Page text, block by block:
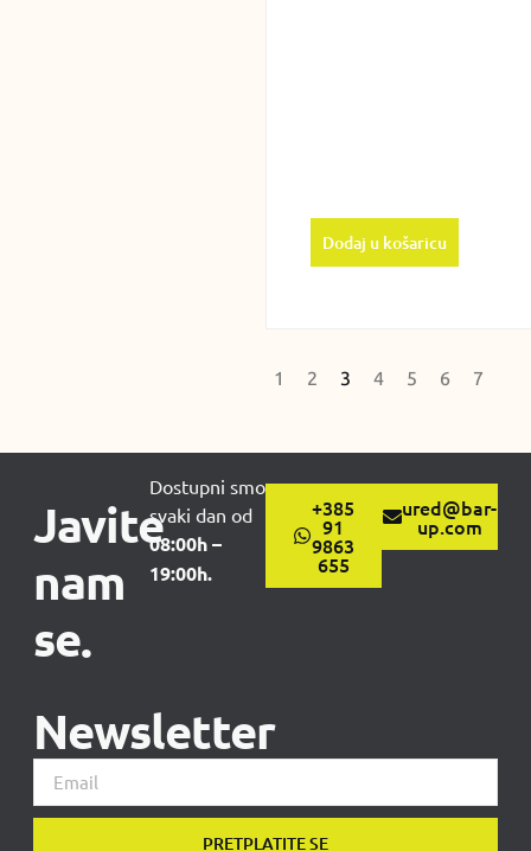
Dodaj u košaricu
1 2 3 4 5 6 7
Javite
nam
se.
Dostupni smo
svaki dan od
08:00h –
19:00h.
+385
91
9863
655
ured@bar-
up.com
Newsletter
PRETPLATITE SE